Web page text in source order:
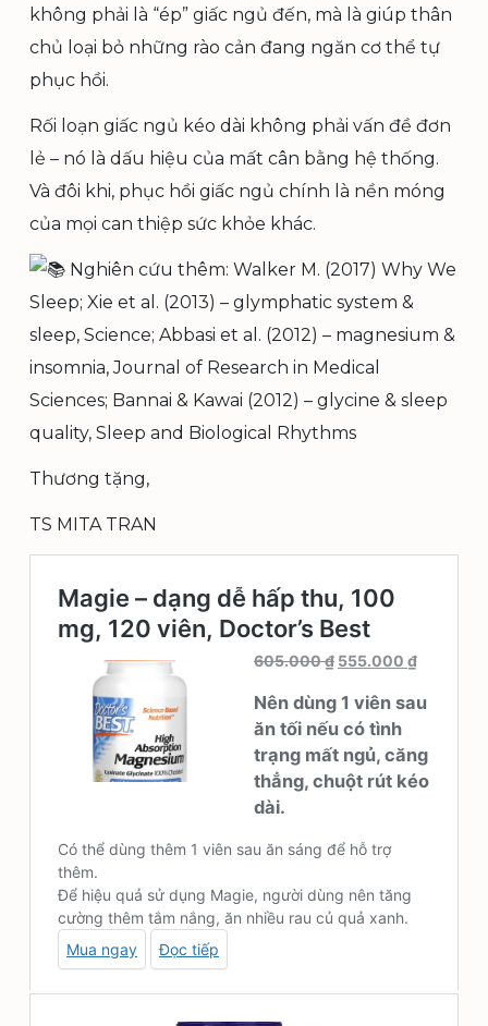
không phải là “ép” giấc ngủ đến, mà là giúp thân
chủ loại bỏ những rào cản đang ngăn cơ thể tự
phục hồi.
Rối loạn giấc ngủ kéo dài không phải vấn đề đơn
lẻ – nó là dấu hiệu của mất cân bằng hệ thống.
Và đôi khi, phục hồi giấc ngủ chính là nền móng
của mọi can thiệp sức khỏe khác.
Nghiên cứu thêm: Walker M. (2017) Why We
Sleep; Xie et al. (2013) – glymphatic system &
sleep, Science; Abbasi et al. (2012) – magnesium &
insomnia, Journal of Research in Medical
Sciences; Bannai & Kawai (2012) – glycine & sleep
quality, Sleep and Biological Rhythms
Thương tặng,
TS MITA TRAN